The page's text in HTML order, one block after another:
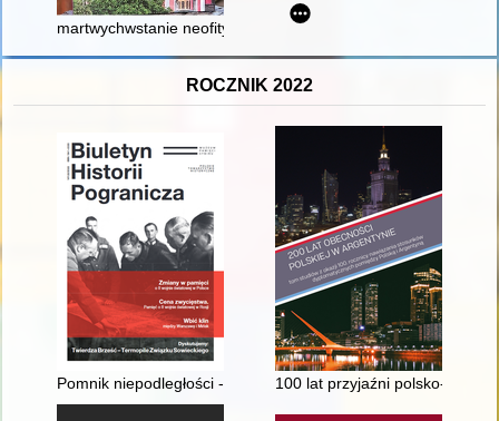
martwychwstanie neofity" czyli Pierwsi chrześcijanie w
ROCZNIK 2022
Pomnik niepodległości - recenzja]100 lat przyjaźni polsko-